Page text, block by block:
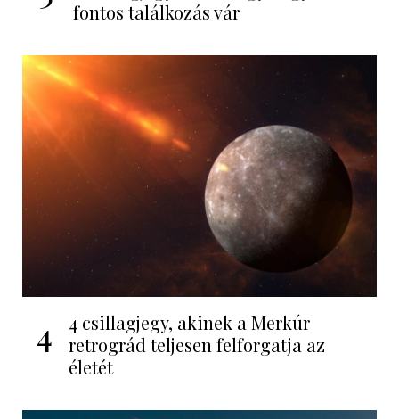
fontos találkozás vár
4
4 csillagjegy, akinek a Merkúr
retrográd teljesen felforgatja az
életét